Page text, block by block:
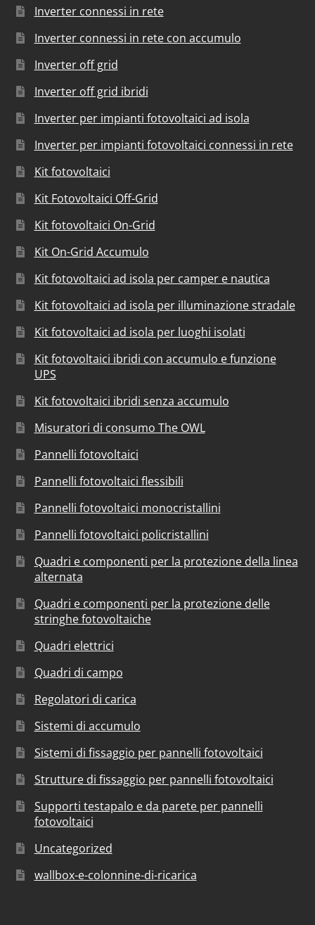
Inverter connessi in rete
Inverter connessi in rete con accumulo
Inverter off grid
Inverter off grid ibridi
Inverter per impianti fotovoltaici ad isola
Inverter per impianti fotovoltaici connessi in rete
Kit fotovoltaici
Kit Fotovoltaici Off-Grid
Kit fotovoltaici On-Grid
Kit On-Grid Accumulo
Kit fotovoltaici ad isola per camper e nautica
Kit fotovoltaici ad isola per illuminazione stradale
Kit fotovoltaici ad isola per luoghi isolati
Kit fotovoltaici ibridi con accumulo e funzione
UPS
Kit fotovoltaici ibridi senza accumulo
Misuratori di consumo The OWL
Pannelli fotovoltaici
Pannelli fotovoltaici flessibili
Pannelli fotovoltaici monocristallini
Pannelli fotovoltaici policristallini
Quadri e componenti per la protezione della linea
alternata
Quadri e componenti per la protezione delle
stringhe fotovoltaiche
Quadri elettrici
Quadri di campo
Regolatori di carica
Sistemi di accumulo
Sistemi di fissaggio per pannelli fotovoltaici
Strutture di fissaggio per pannelli fotovoltaici
Supporti testapalo e da parete per pannelli
fotovoltaici
Uncategorized
wallbox-e-colonnine-di-ricarica